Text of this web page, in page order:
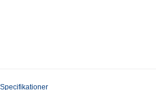
Specifikationer